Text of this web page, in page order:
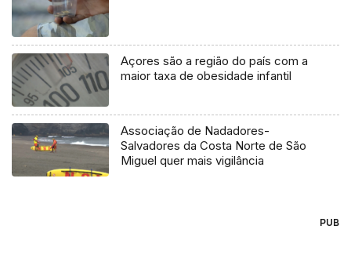
Açores são a região do país com a
maior taxa de obesidade infantil
Associação de Nadadores-
Salvadores da Costa Norte de São
Miguel quer mais vigilância
PUB